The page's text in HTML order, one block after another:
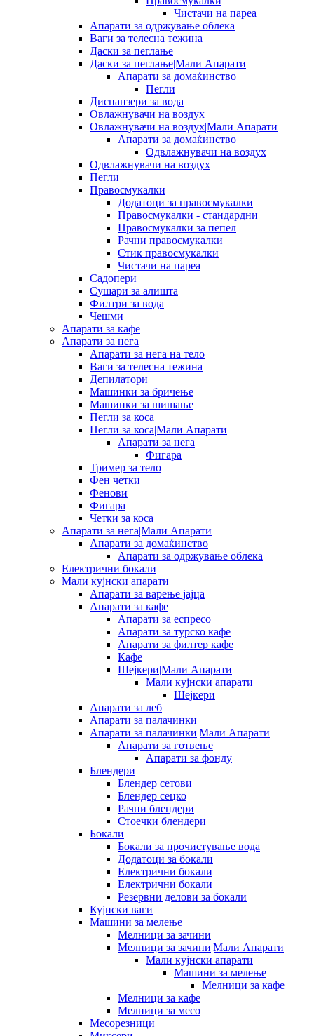
Чистачи на пареа
Апарати за одржување облека
Ваги за телесна тежина
Даски за пеглање
Даски за пеглање|Мали Апарати
Апарати за домаќинство
Пегли
Диспанзери за вода
Овлажнувачи на воздух
Овлажнувачи на воздух|Мали Апарати
Апарати за домаќинство
Одвлажнувачи на воздух
Одвлажнувачи на воздух
Пегли
Правосмукалки
Додатоци за правосмукалки
Правосмукалки - стандардни
Правосмукалки за пепел
Рачни правосмукалки
Стик правосмукалки
Чистачи на пареа
Садопери
Сушари за алишта
Филтри за вода
Чешми
Апарати за кафе
Апарати за нега
Апарати за нега на тело
Ваги за телесна тежина
Депилатори
Машинки за бричење
Машинки за шишање
Пегли за коса
Пегли за коса|Мали Апарати
Апарати за нега
Фигара
Тример за тело
Фен четки
Фенови
Фигара
Четки за коса
Апарати за нега|Мали Апарати
Апарати за домаќинство
Апарати за одржување облека
Електрични бокали
Мали кујнски апарати
Апарати за варење јајца
Апарати за кафе
Апарати за еспресо
Апарати за турско кафе
Апарати за филтер кафе
Кафе
Шејкери|Мали Апарати
Мали кујнски апарати
Шејкери
Апарати за леб
Апарати за палачинки
Апарати за палачинки|Мали Апарати
Апарати за готвење
Апарати за фонду
Блендери
Блендер сетови
Блендер сецко
Рачни блендери
Стоечки блендери
Бокали
Бокали за прочистување вода
Додатоци за бокали
Електрични бокали
Електрични бокали
Резервни делови за бокали
Кујнски ваги
Машини за мелење
Мелници за зачини
Мелници за зачини|Мали Апарати
Мали кујнски апарати
Машини за мелење
Мелници за кафе
Мелници за кафе
Мелници за месо
Месорезници